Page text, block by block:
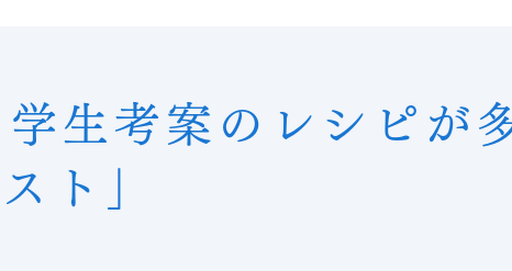
生考案のレシピが
ト」